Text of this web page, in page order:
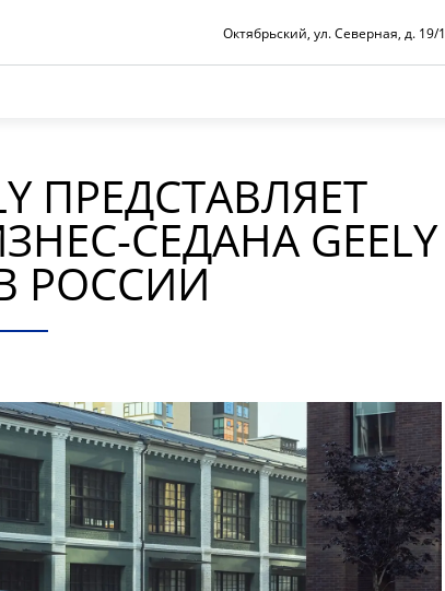
Октябрьский, ул. Северная, д. 19/1
ПРЕДСТАВЛЯЕТ
СЕДАНА GEELY
В РОССИИ